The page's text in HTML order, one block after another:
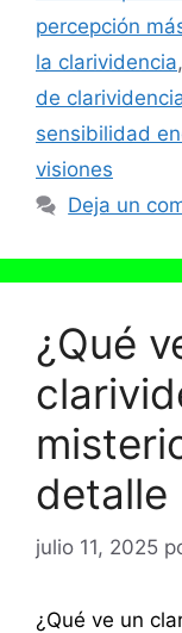
percepción
la clarividencia,
de
sensibilidad
visiones
Deja un
¿Qué
detalle
julio 11, 2025
¿Qué ve un